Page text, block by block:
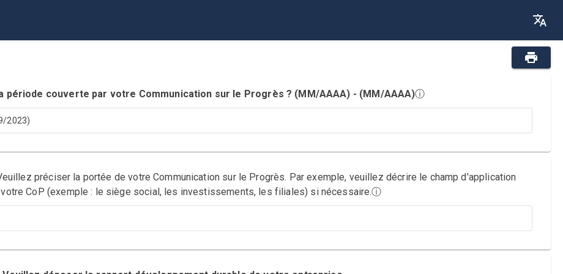
période couverte par votre Communication sur le Progrès ? (MM/AAAA) - (MM/AAAA)ⓘ
2023)
préciser la portée de votre Communication sur le Progrès. Par exemple, veuillez décrire le champ d'application
CoP (exemple : le siège social, les investissements, les filiales) si nécessaire.ⓘ